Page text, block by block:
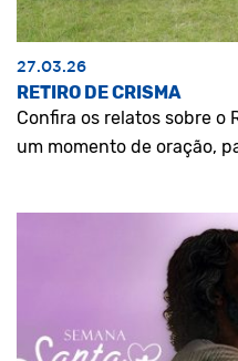
27.03.26
RETIRO DE CRISMA
Confira os relatos sobre o
um momento de oração,